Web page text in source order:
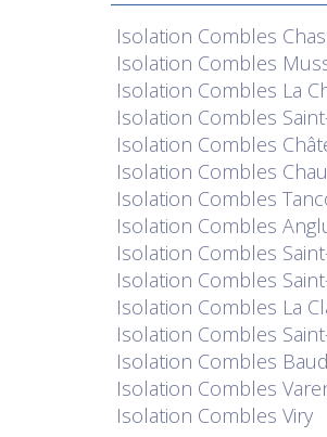
Isolation Combles
Isolation Combles
Isolation Combles La
Isolation Combles
Isolation Combles
Isolation Combles
Isolation Combles
Isolation Combles
Isolation Combles
Isolation Combles
Isolation Combles La
Isolation Combles
Isolation Combles
Isolation Combles
Isolation Combles Viry